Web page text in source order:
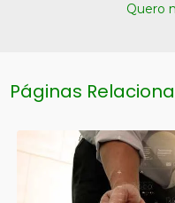
Quero
Páginas